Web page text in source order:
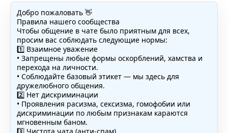
Добро пожаловать 👋
Правила нашего сообщества
Чтобы общение в чате было приятным для всех,
просим вас соблюдать следующие нормы:
1️⃣ Взаимное уважение
• Запрещены любые формы оскорблений, хамства и
перехода на личности.
• Соблюдайте базовый этикет — мы здесь для
дружелюбного общения.
2️⃣ Нет дискриминации
• Проявления расизма, сексизма, гомофобии или
дискриминации по любым признакам караются
мгновенным баном.
3️⃣ Чистота чата (анти-спам)